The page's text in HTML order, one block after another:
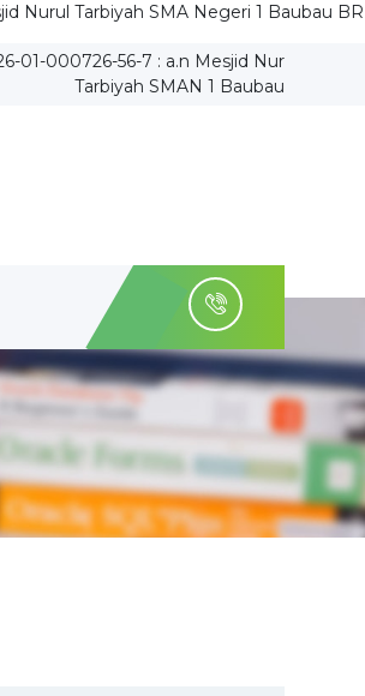
SMA Negeri 1 Baubau BRI Cabang
01-000726-56-7 : a.n Mesjid Nur
Tarbiyah SMAN 1 Baubau